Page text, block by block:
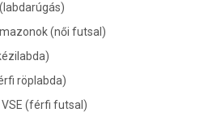
(női futsal)
röplabda)
VSE (férfi futsal)